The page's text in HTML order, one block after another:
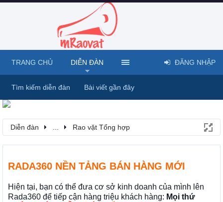
Diễn đàn Rao vặt Tổng hợp
RADA360 NỀN TẢNG BÁN HÀNG MỚI
Hiện tại, bạn có thể đưa cơ sở kinh doanh của mình lên
Rada360 để tiếp cận hàng triệu khách hàng: Mọi thứ
TRANG CHỦ DIỄN ĐÀN
Tìm kiếm diễn đàn Bài viết gần đây
ĐĂNG NHẬP